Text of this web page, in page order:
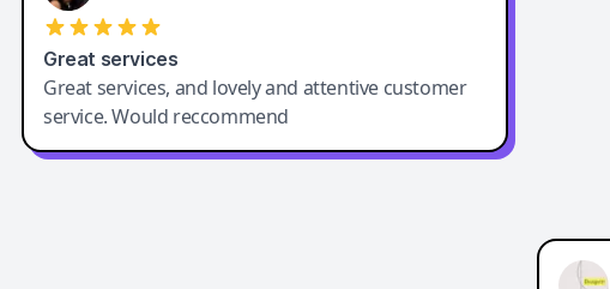
Great services
Great services, and lovely and attentive customer
service. Would reccommend